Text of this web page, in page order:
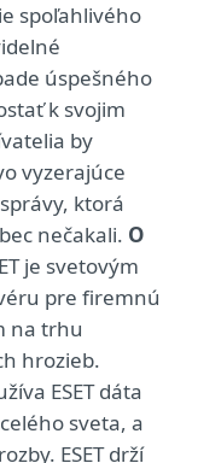
spoľahlivého
úspešného
k svojim
by
vyzerajúce
ktorá
nečakali. O
je svetovým
pre firemnú
na trhu
hrozieb.
ESET dáta
sveta, a
ESET drží